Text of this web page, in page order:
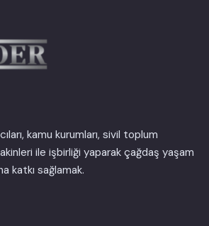
kamu kurumları, sivil toplum
ile işbirliği yaparak çağdaş yaşam
katkı sağlamak.